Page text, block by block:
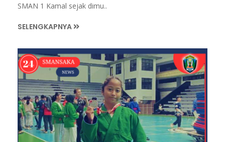
SMAN 1 Kamal sejak dimu..
SELENGKAPNYA